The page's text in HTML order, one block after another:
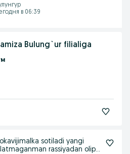
в 06:39
Diqqat ishga taklif qilamiza Bulung`ur filialiga
sotiladi yangi
rassiyadan olip